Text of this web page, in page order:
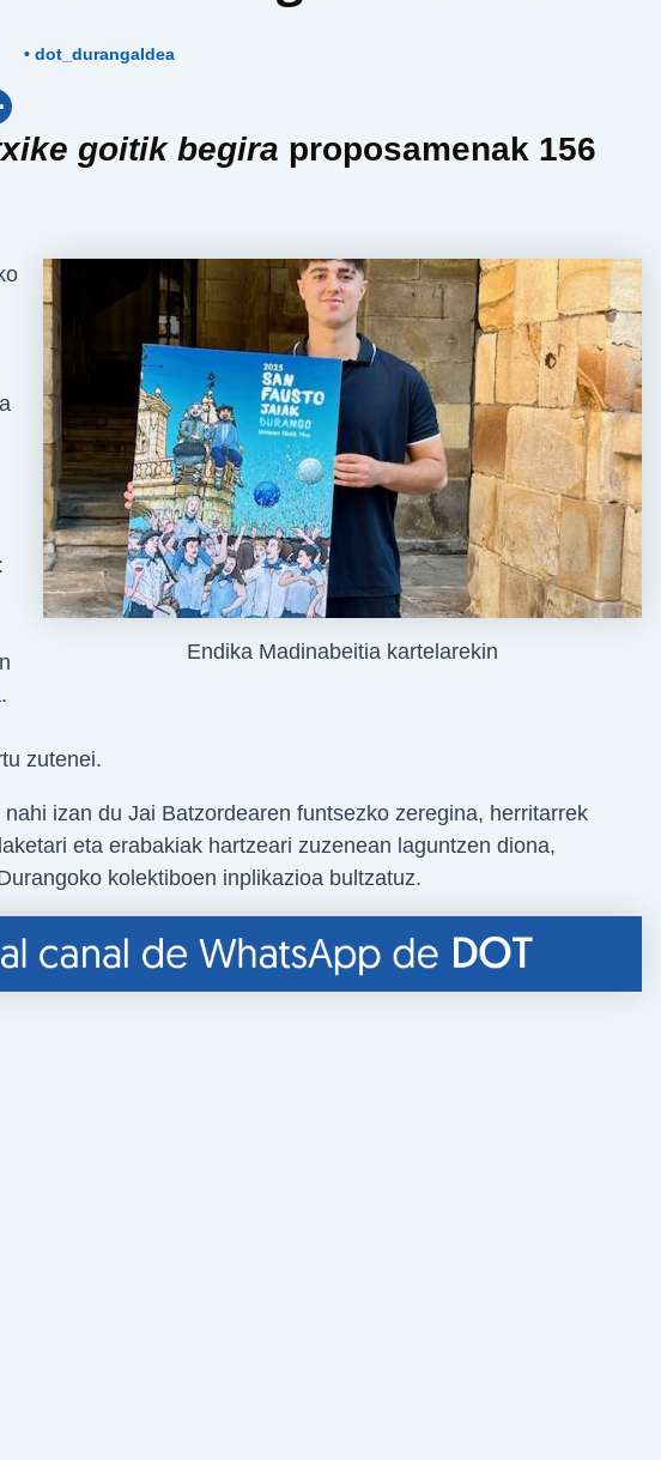
• dot_durangaldea
goitik begira proposamenak 156
Endika Madinabeitia kartelarekin
zutenei.
izan du Jai Batzordearen funtsezko zeregina, herritarrek
eta erabakiak hartzeari zuzenean laguntzen diona,
kolektiboen inplikazioa bultzatuz.